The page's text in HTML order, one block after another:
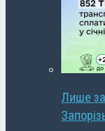
Лише за